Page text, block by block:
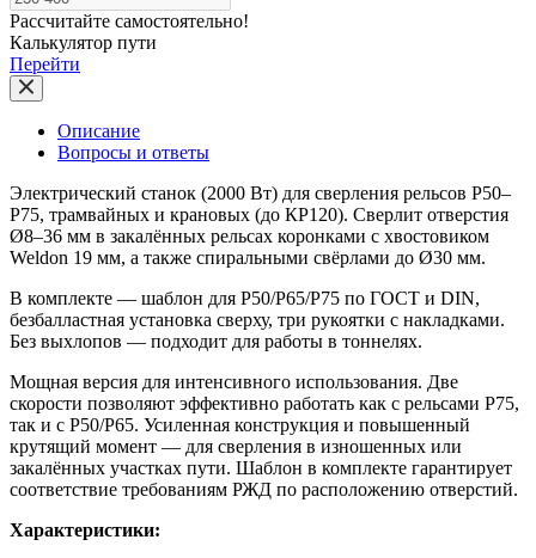
Рассчитайте самостоятельно!
Калькулятор пути
Перейти
Описание
Вопросы и ответы
Электрический станок (2000 Вт) для сверления рельсов Р50–
Р75, трамвайных и крановых (до КР120). Сверлит отверстия
Ø8–36 мм в закалённых рельсах коронками с хвостовиком
Weldon 19 мм, а также спиральными свёрлами до Ø30 мм.
В комплекте — шаблон для Р50/Р65/Р75 по ГОСТ и DIN,
безбалластная установка сверху, три рукоятки с накладками.
Без выхлопов — подходит для работы в тоннелях.
Мощная версия для интенсивного использования. Две
скорости позволяют эффективно работать как с рельсами Р75,
так и с Р50/Р65. Усиленная конструкция и повышенный
крутящий момент — для сверления в изношенных или
закалённых участках пути. Шаблон в комплекте гарантирует
соответствие требованиям РЖД по расположению отверстий.
Характеристики: